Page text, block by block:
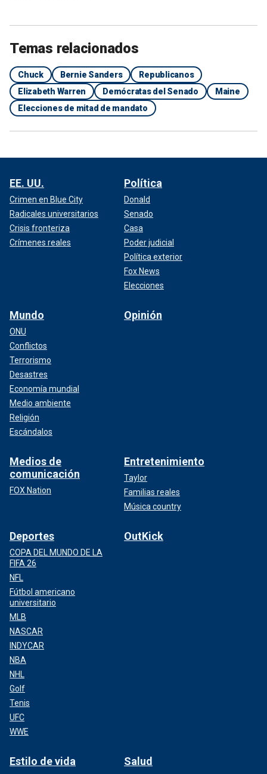
Temas relacionados
Chuck Bernie Sanders
Republicanos
Elizabeth Warren
Demócratas del Senado
Maine
Elecciones de mitad de mandato
EE. UU.
Crimen en Blue City
Radicales universitarios
Crisis fronteriza
Crímenes reales
Política
Donald
Senado
Casa
Poder judicial
Política exterior
Fox News
Elecciones
Mundo
ONU
Conflictos
Terrorismo
Desastres
Economía mundial
Medio ambiente
Religión
Escándalos
Opinión
Medios de
comunicación
FOX Nation
Entretenimiento
Taylor
Familias reales
Música country
Deportes
COPA DEL MUNDO DE LA
FIFA 26
NFL
Fútbol americano
universitario
MLB
NASCAR
INDYCAR
NBA
NHL
Golf
Tenis
UFC
WWE
OutKick
Estilo de vida Salud